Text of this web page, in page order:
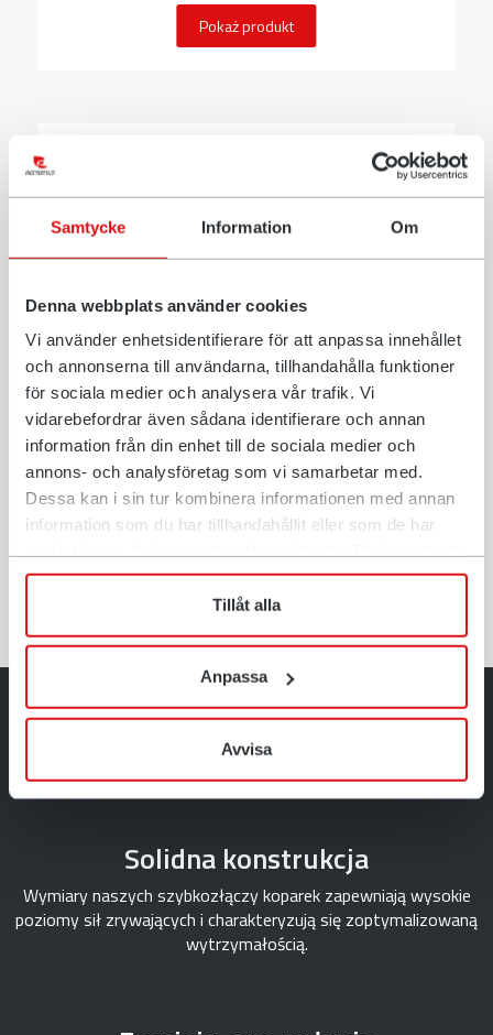
Samtycke Information Om
Denna webbplats använder cookies
Vi använder enhetsidentifierare för att anpassa innehållet
och annonserna till användarna, tillhandahålla funktioner
för sociala medier och analysera vår trafik. Vi
vidarebefordrar även sådana identifierare och annan
information från din enhet till de sociala medier och
annons- och analysföretag som vi samarbetar med.
Dessa kan i sin tur kombinera informationen med annan
information som du har tillhandahållit eller som de har
när som helst återkalla ditt lämnade samtycke.
Tillåt alla
Anpassa
Avvisa
Pokaż produkt
Szybkozłącza QuickChange™
5-43 ton
Więcej powodów, aby wybrać szybkozłącze
koparki od Rototilt®
Solidna konstrukcja
Wymiary naszych szybkozłączy koparek zapewniają wysokie
poziomy sił zrywających i charakteryzują się zoptymalizowaną
wytrzymałością.